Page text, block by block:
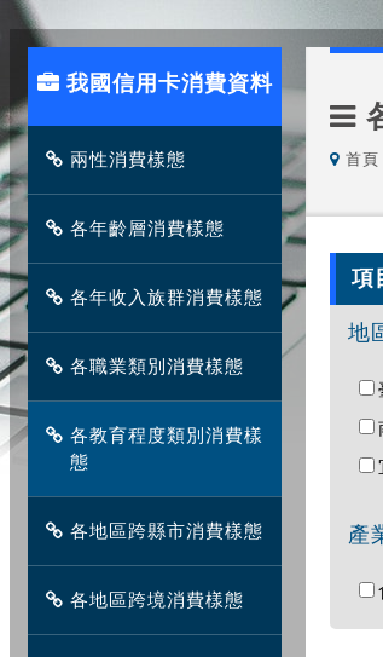
我國信用卡消費資料
兩性消費樣態
各年齡層消費樣態
各年收入族群消費樣態
各職業類別消費樣態
各教育程度類別消費樣
態
各地區跨縣市消費樣態
各地區跨境消費樣態
首頁
項
地
產